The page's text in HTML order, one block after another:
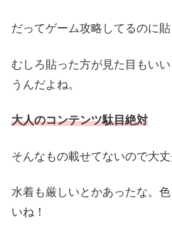
だってゲーム攻略してるのに
むしろ貼った方が見た目もい
うんだよね。
大人のコンテンツ駄目絶対
そんなもの載せてないので大丈
水着も厳しいとかあったな。
いね！